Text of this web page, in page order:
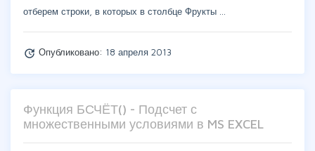
отберем строки, в которых в столбце Фрукты …
update Опубликовано: 18 апреля 2013
Функция БСЧЁТ() - Подсчет с
множественными условиями в MS EXCEL